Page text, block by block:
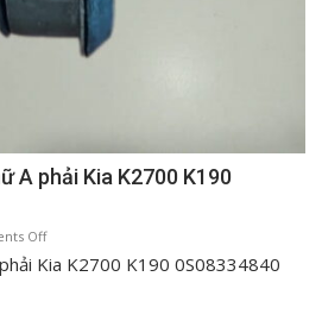
A phải Kia K2700 K190
Offon
Cao
Kia K2700 K190 0S08334840